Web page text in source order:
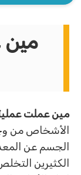
مين عملت
الأشخاص من
الجسم عن
الكثيرين